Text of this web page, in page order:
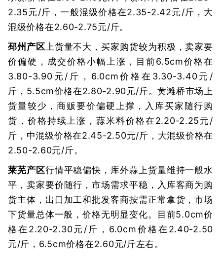
2.35元/斤，一般混级价格在2.35-2.42元/斤，大
混级价格在2.60-2.75元/斤。
邳州产区 上货量不大，买家购货较为积极，卖家要
价偏硬，成交价格小幅上涨，目前6.5cm价格在
3.80-3.90元/斤，6.0cm价格在3.30-3.40元/
斤，5.5cm价格在2.80-2.90元/斤。黄滩桥市场上
货量较少，商贩要价偏硬上撑，入库买家随行购
货，价格持续上涨，蒜米料价格在2.20-2.25元/
斤，中混级价格在2.45-2.50元/斤，大混级价格在
2.50-2.60元/斤。
莱芜产区行情平稳偏快，库外蒜上货量维持一般水
平，卖家要价随行，市场需求平稳，入库客商为购
货主体，出口加工和批发客商按需正常拿货，市场
下货量总体一般，价格无明显变化。目前5.0cm价
格在2.20-2.30元/斤，6.0cm价格在2.40-2.50
元/斤，6.5cm价格在2.60元/斤左右。